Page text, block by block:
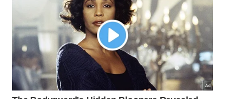
criando um cenário perfeito para que os filhos
pequenos adormeçam com totalconforto biológico